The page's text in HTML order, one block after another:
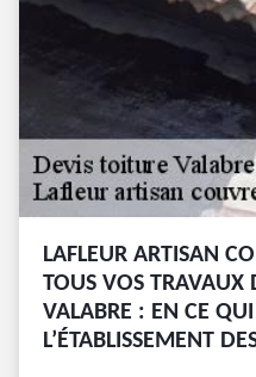
LAFLEUR ARTISAN
TOUS VOS TRAVAUX
VALABRE : EN CE
L’ÉTABLISSEMENT